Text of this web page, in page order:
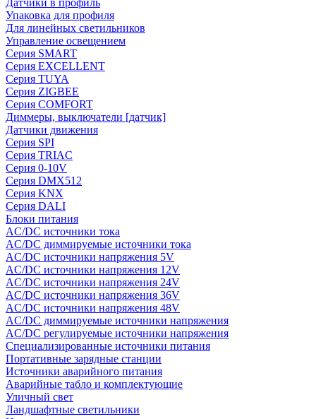
Датчики в профиль
Упаковка для профиля
Для линейных светильников
Управление освещением
Серия SMART
Серия EXCELLENT
Серия TUYA
Серия ZIGBEE
Серия COMFORT
Диммеры, выключатели [датчик]
Датчики движения
Серия SPI
Серия TRIAC
Серия 0-10V
Серия DMX512
Серия KNX
Серия DALI
Блоки питания
AC/DC источники тока
AC/DC диммируемые источники тока
AC/DC источники напряжения 5V
AC/DC источники напряжения 12V
AC/DC источники напряжения 24V
AC/DC источники напряжения 36V
AC/DC источники напряжения 48V
AC/DC диммируемые источники напряжения
AC/DC регулируемые источники напряжения
Специализированные источники питания
Портативные зарядные станции
Источники аварийного питания
Аварийные табло и комплектующие
Уличный свет
Ландшафтные светильники